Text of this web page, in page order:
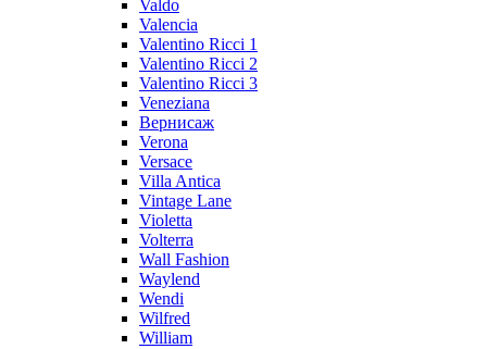
Valdo
Valencia
Valentino Ricci 1
Valentino Ricci 2
Valentino Ricci 3
Veneziana
Вернисаж
Verona
Versace
Villa Antica
Vintage Lane
Violetta
Volterra
Wall Fashion
Waylend
Wendi
Wilfred
William